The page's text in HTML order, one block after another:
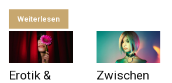
Weiterlesen
Erotik &
Zwischen